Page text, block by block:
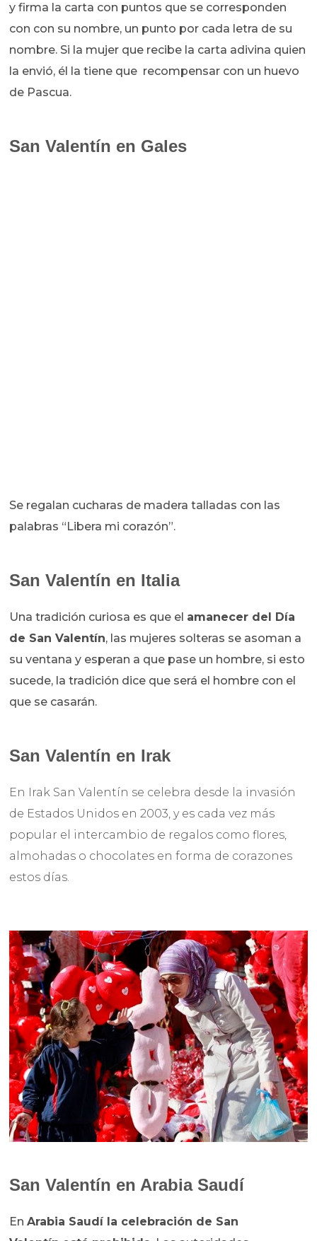
y firma la carta con puntos que se corresponden
con con su nombre, un punto por cada letra de su
nombre. Si la mujer que recibe la carta adivina quien
la envió, él la tiene que recompensar con un huevo
de Pascua.
San Valentín en Gales
Se regalan cucharas de madera talladas con las
palabras “Libera mi corazón”.
San Valentín en Italia
Una tradición curiosa es que el amanecer del Día
de San Valentín, las mujeres solteras se asoman a
su ventana y esperan a que pase un hombre, si esto
sucede, la tradición dice que será el hombre con el
que se casarán.
San Valentín en Irak
En Irak San Valentín se celebra desde la invasión
de Estados Unidos en 2003, y es cada vez más
popular el intercambio de regalos como flores,
almohadas o chocolates en forma de corazones
estos días.
San Valentín en Arabia Saudí
EnArabia Saudí la celebración de San